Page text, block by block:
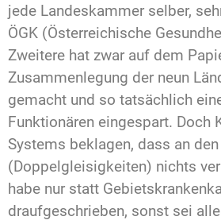
jede Landeskammer selber,
ÖGK (Österreichische
Zweitere hat zwar auf dem
Zusammenlegung der neun
gemacht und so tatsächlich
Funktionären eingespart. Doch
Systems beklagen, dass an
(Doppelgleisigkeiten) nichts
habe nur statt
draufgeschrieben, sonst sei